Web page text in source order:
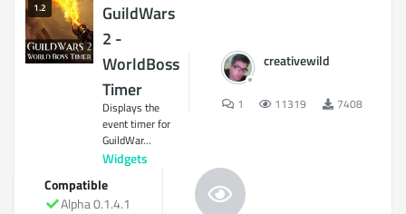
1.2
GuildWars
2 -
WorldBoss
Timer
Displays the
event timer for
GuildWar...
Widgets
creativewild
1 11319 7408
Compatible
Alpha 0.1.4.1